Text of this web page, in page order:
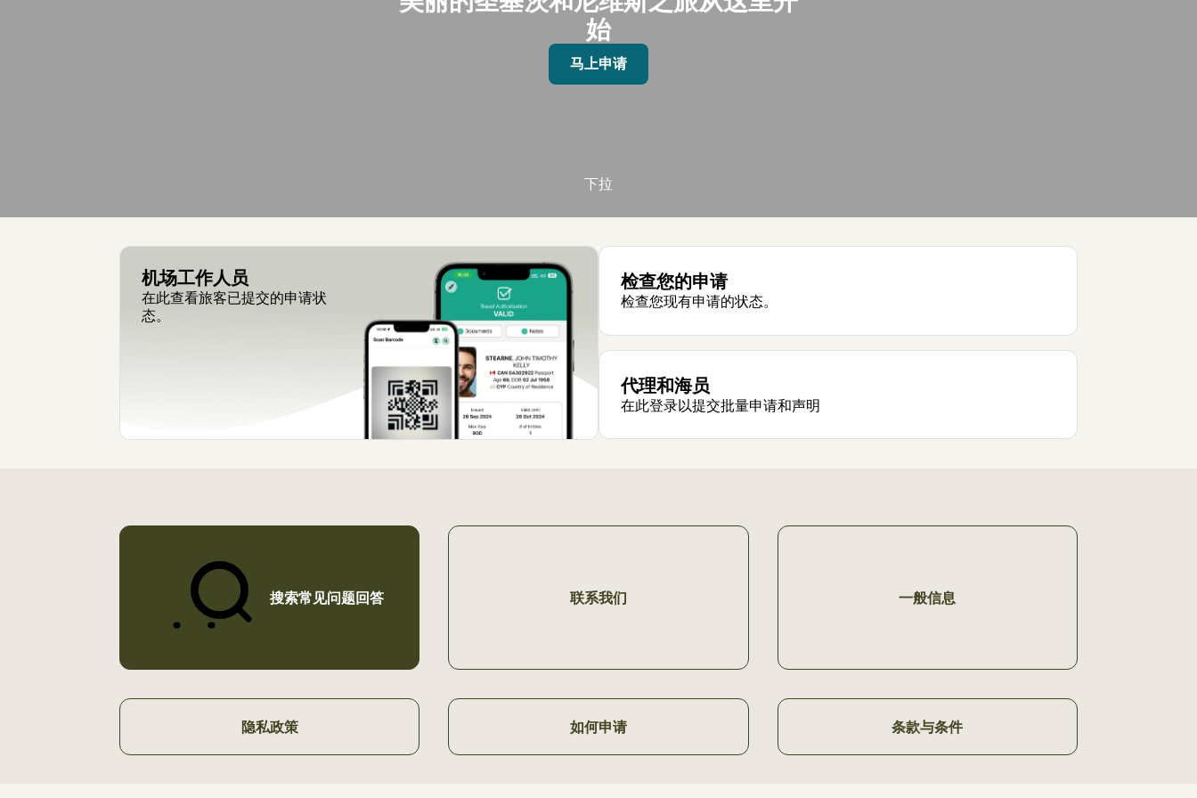
始
马上申请
下拉
机场工作人员
在此查看旅客已提交的申请状
态。
检查您的申请
检查您现有申请的状态。
代理和海员
在此登录以提交批量申请和声明
搜索常见问题回答 联系我们 一般信息
隐私政策 如何申请 条款与条件